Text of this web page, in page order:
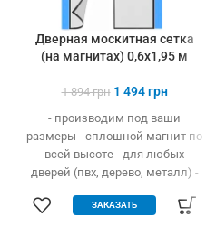
Дверная москитная сетка
(на магнитах) 0,6х1,95 м
1 894грн 1 494грн
- производим под ваши
размеры - сплошной магнит по
всей высоте - для любых
дверей (пвх, дерево, металл) -
инструмента - защита от
ЗАКАЗАТЬ